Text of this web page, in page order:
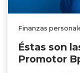
Finanzas
Éstas son
Promotor